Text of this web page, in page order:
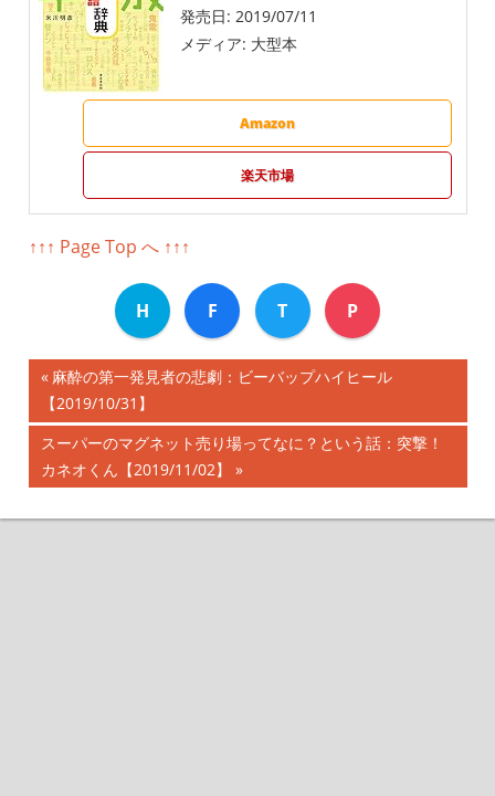
発売日: 2019/07/11
メディア: 大型本
Amazon
楽天市場
↑↑↑ Page Top へ ↑↑↑
H F T P
投
稿
ナ
ビ
前
の
記
事:
麻酔の第一発見者の悲劇：ビーバップハイヒール
【2019/10/31】
次
の
事:
スーパーのマグネット売り場ってなに？という話：突撃！
カネオくん【2019/11/02】